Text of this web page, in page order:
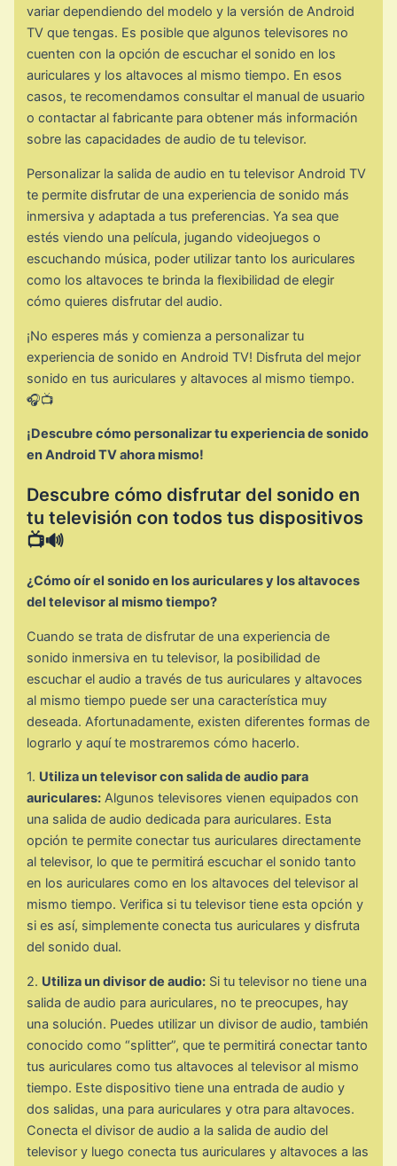
variar dependiendo del modelo y la versión de Android
TV que tengas. Es posible que algunos televisores no
cuenten con la opción de escuchar el sonido en los
auriculares y los altavoces al mismo tiempo. En esos
casos, te recomendamos consultar el manual de usuario
o contactar al fabricante para obtener más información
sobre las capacidades de audio de tu televisor.
Personalizar la salida de audio en tu televisor Android TV
te permite disfrutar de una experiencia de sonido más
inmersiva y adaptada a tus preferencias. Ya sea que
estés viendo una película, jugando videojuegos o
escuchando música, poder utilizar tanto los auriculares
como los altavoces te brinda la flexibilidad de elegir
cómo quieres disfrutar del audio.
¡No esperes más y comienza a personalizar tu
experiencia de sonido en Android TV! Disfruta del mejor
sonido en tus auriculares y altavoces al mismo tiempo.
🎧📺
¡Descubre cómo personalizar tu experiencia de sonido
en Android TV ahora mismo!
Descubre cómo disfrutar del sonido en
tu televisión con todos tus dispositivos
📺🔊
¿Cómo oír el sonido en los auriculares y los altavoces
del televisor al mismo tiempo?
Cuando se trata de disfrutar de una experiencia de
sonido inmersiva en tu televisor, la posibilidad de
escuchar el audio a través de tus auriculares y altavoces
al mismo tiempo puede ser una característica muy
deseada. Afortunadamente, existen diferentes formas de
lograrlo y aquí te mostraremos cómo hacerlo.
1. Utiliza un televisor con salida de audio para
auriculares: Algunos televisores vienen equipados con
una salida de audio dedicada para auriculares. Esta
opción te permite conectar tus auriculares directamente
al televisor, lo que te permitirá escuchar el sonido tanto
en los auriculares como en los altavoces del televisor al
mismo tiempo. Verifica si tu televisor tiene esta opción y
si es así, simplemente conecta tus auriculares y disfruta
del sonido dual.
2. Utiliza un divisor de audio: Si tu televisor no tiene una
salida de audio para auriculares, no te preocupes, hay
una solución. Puedes utilizar un divisor de audio, también
conocido como “splitter”, que te permitirá conectar tanto
tus auriculares como tus altavoces al televisor al mismo
tiempo. Este dispositivo tiene una entrada de audio y
dos salidas, una para auriculares y otra para altavoces.
Conecta el divisor de audio a la salida de audio del
televisor y luego conecta tus auriculares y altavoces a las